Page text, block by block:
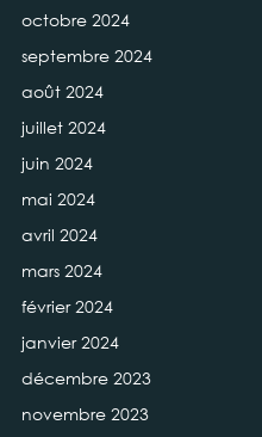
octobre 2024
septembre 2024
août 2024
juillet 2024
juin 2024
mai 2024
avril 2024
mars 2024
février 2024
janvier 2024
décembre 2023
novembre 2023